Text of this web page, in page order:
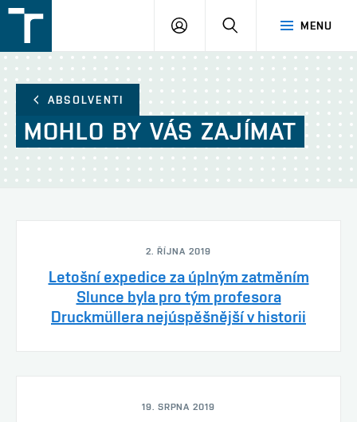
v
Brně
MENU
PŘIHLÁŠENÍ
ABSOLVENTI
MOHLO BY VÁS ZAJÍMAT
2. ŘÍJNA 2019
Letošní expedice za úplným zatměním
Slunce byla pro tým profesora
Druckmüllera nejúspěšnější v historii
19. SRPNA 2019